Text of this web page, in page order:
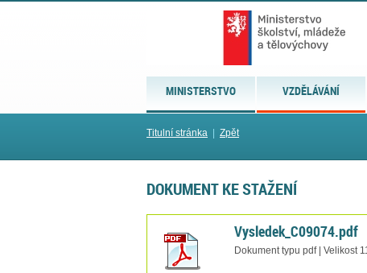
MINISTERSTVO VZDĚLÁVÁNÍ
Titulní stránka Zpět
DOKUMENT KE STAŽENÍ
Vysledek_C09074.pdf
Dokument typu pdf | Velikost